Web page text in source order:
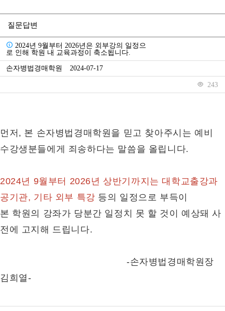
질문답변
2024년 9월부터 2026년은 외부강의 일정으
로 인해 학원 내 교육과정이 축소됩니다.
손자병법경매학원 2024-07-17
243
먼저, 본 손자병법경매학원을 믿고 찾아주시는 예비
수강생분들에게 죄송하다는 말씀을 올립니다.
2024년 9월부터 2026년 상반기까지는 대학교출강과
공기관, 기타 외부 특강 등의 일정으로 부득이
본 학원의 강좌가 당분간 일정치 못 할 것이 예상돼 사
전에 고지해 드립니다.
-손자병법경매학원장
김희열-